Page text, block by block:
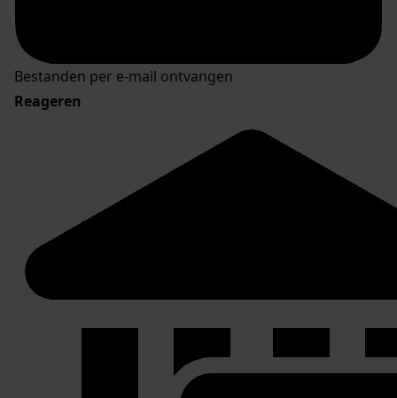
Bestanden per e-mail ontvangen
Reageren